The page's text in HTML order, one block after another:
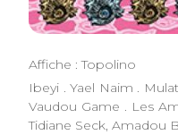
Affiche : Topolino
Ibeyi . Yael Naim .
Vaudou Game . Les
Tidiane Seck, Amadou